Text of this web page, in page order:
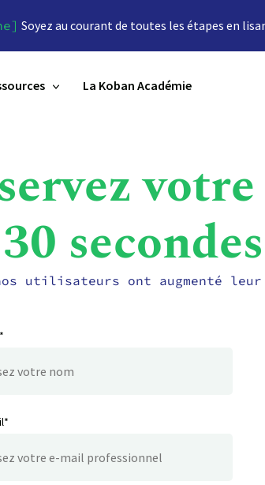
Soyez au courant de toutes les étapes en
La Koban Académie
secondes
utilisateurs ont augmenté